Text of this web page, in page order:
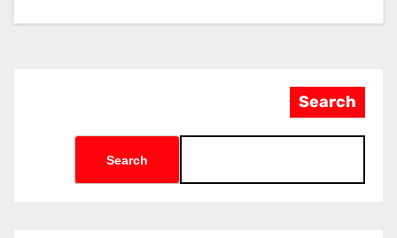
Search
Search